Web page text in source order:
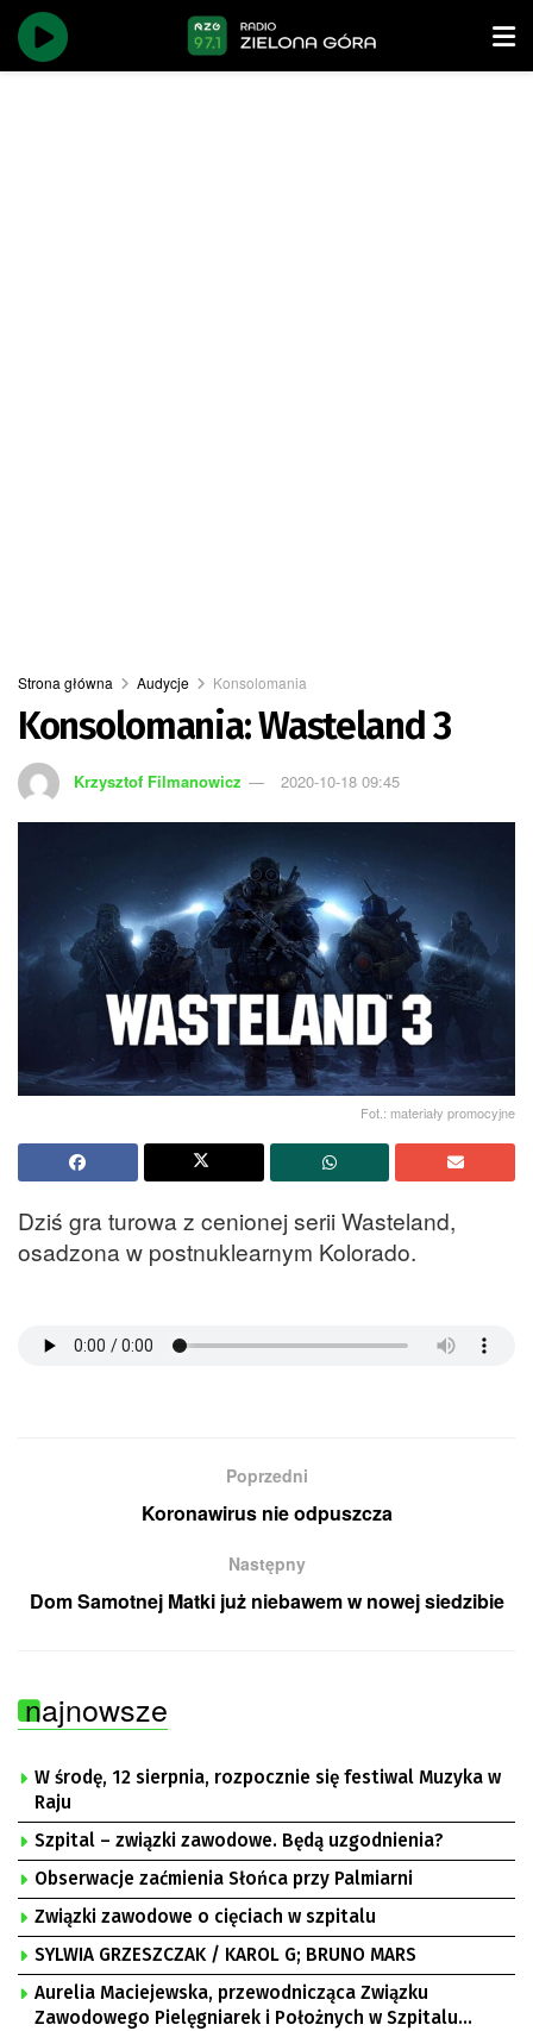
Strona główna Audycje Konsolomania
Konsolomania: Wasteland 3
Krzysztof Filmanowicz 2020-10-18 09:45
Fot.: materiały promocyjne
Dziś gra turowa z cenionej serii Wasteland,
osadzona w postnuklearnym Kolorado.
Poprzedni
Koronawirus nie odpuszcza
Następny
Dom Samotnej Matki już niebawem w nowej siedzibie
najnowsze
W środę, 12 sierpnia, rozpocznie się festiwal Muzyka w
Raju
Szpital – związki zawodowe. Będą uzgodnienia?
Obserwacje zaćmienia Słońca przy Palmiarni
Związki zawodowe o cięciach w szpitalu
SYLWIA GRZESZCZAK / KAROL G; BRUNO MARS
Aurelia Maciejewska, przewodnicząca Związku
Zawodowego Pielęgniarek i Położnych w Szpitalu